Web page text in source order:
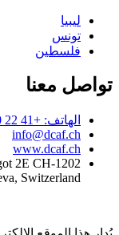
ليبيا
تونس
فلسطين
تواصل معنا
الهاتف: +41 22 730 94 00
info@dcaf.ch
www.dcaf.ch
2E CH-1202
Switzerland